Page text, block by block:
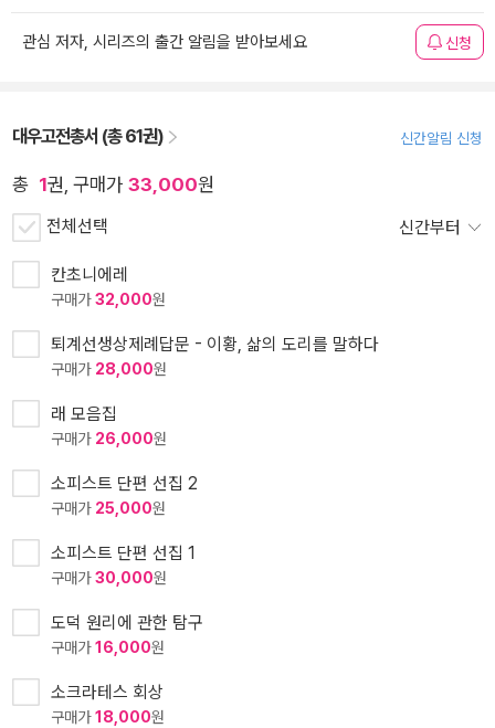
관심 저자, 시리즈의 출간 알림을 받아보세요 신청
대우고전총서 (총 61권) 신간알림 신청
총 1권, 구매가 33,000원
전체선택 신간부터
칸초니에레
구매가32,000원
퇴계선생상제례답문 - 이황, 삶의 도리를 말하다
구매가 28,000원
래 모음집
구매가 26,000원
소피스트 단편 선집 2
구매가 25,000원
소피스트 단편 선집 1
구매가30,000원
도덕 원리에 관한 탐구
구매가16,000원
소크라테스 회상
구매가18,000원